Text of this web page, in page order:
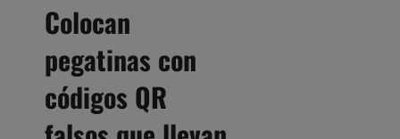
Colocan
pegatinas con
códigos QR